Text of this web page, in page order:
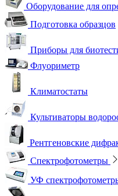
Оборудование для
Подготовка образцов
Приборы для
Флуориметр
Климатостаты
Культиваторы
Рентгеновские
Спектрофотометры
УФ